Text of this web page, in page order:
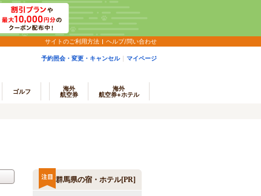
サイトのご利用方法 ヘルプ/問い合わせ
予約照会・変更・キャンセル マイページ
ゴルフ
海外
航空券
海外
航空券+ホテル
群馬県の宿・ホテル[PR]